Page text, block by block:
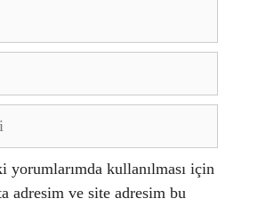
yorumlarımda kullanılması için
adresim ve site adresim bu